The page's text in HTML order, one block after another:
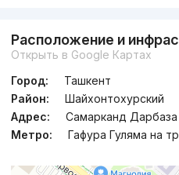
Расположение и
Открыть в Google Картах
Город:
Ташкент
Район:
Шайхонтохурский
Адрес:
Самарканд Дарбаза
Метро:
Гафура Гуляма на